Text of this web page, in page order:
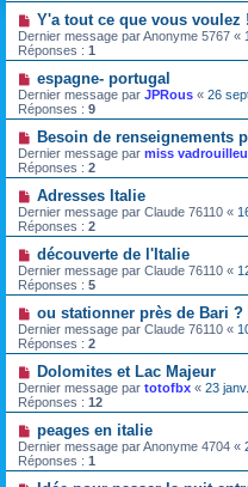
Y'a tout ce que vous voulez
Dernier message parAnonyme 5767 «
Réponses : 1
espagne- portugal
Dernier message par JPRous « 26
Réponses : 9
Besoin de renseignements
Dernier message par miss
Réponses : 2
Adresses Italie
Dernier message par Claude 76110 «
Réponses : 2
découverte de l'Italie
Dernier message par Claude 76110 «
Réponses : 5
ou stationner près de Bari ?
Dernier message par Claude 76110 «
Réponses : 2
Dolomites et Lac Majeur
Dernier message par totofbx « 23
Réponses : 12
peages en italie
Dernier message parAnonyme 4704 «
Réponses : 1